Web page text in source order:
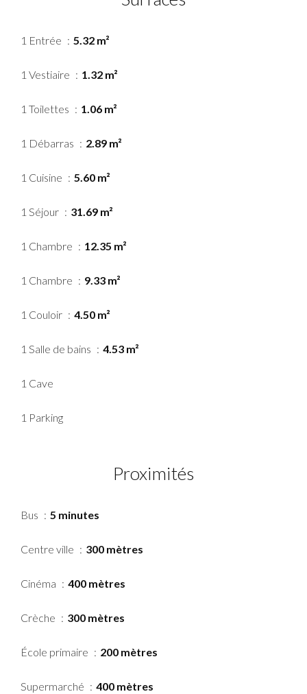
1 Entrée 5.32 m²
1 Vestiaire 1.32 m²
1 Toilettes 1.06 m²
1 Débarras 2.89 m²
1 Cuisine 5.60 m²
1 Séjour 31.69 m²
1 Chambre 12.35 m²
1 Chambre 9.33 m²
1 Couloir 4.50 m²
1 Salle de bains 4.53 m²
1 Cave
1 Parking
Proximités
Bus 5 minutes
Centre ville 300 mètres
Cinéma 400 mètres
Crèche 300 mètres
École primaire 200 mètres
Supermarché 400 mètres